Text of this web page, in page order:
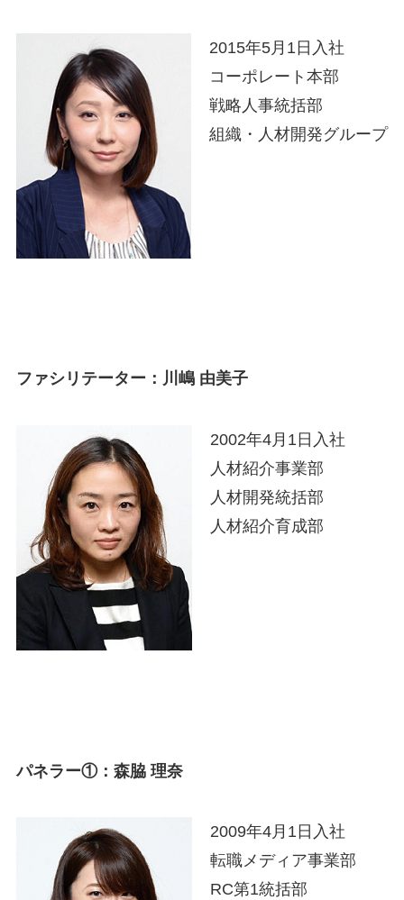
2015年5月1日入社
コーポレート本部
戦略人事統括部
組織・人材開発グループ
ファシリテーター：川嶋 由美子
2002年4月1日入社
人材紹介事業部
人材開発統括部
人材紹介育成部
パネラー①：森脇 理奈
2009年4月1日入社
転職メディア事業部
RC第1統括部